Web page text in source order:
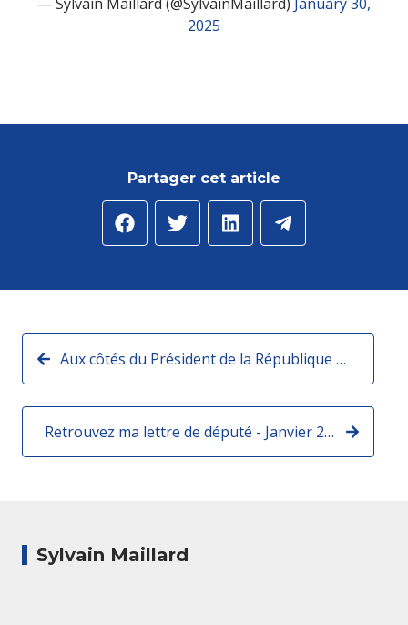
2025
Partager cet article
Aux côtés du Président de la République pour le lancement du projet sur le Louvre !
Retrouvez ma lettre de député - Janvier 2025 :
Sylvain Maillard